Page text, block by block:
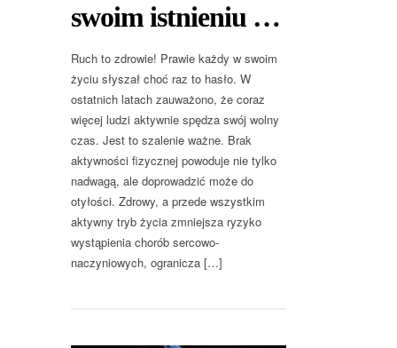
swoim istnieniu …
Ruch to zdrowie! Prawie każdy w swoim
życiu słyszał choć raz to hasło. W
ostatnich latach zauważono, że coraz
więcej ludzi aktywnie spędza swój wolny
czas. Jest to szalenie ważne. Brak
aktywności fizycznej powoduje nie tylko
nadwagą, ale doprowadzić może do
otyłości. Zdrowy, a przede wszystkim
aktywny tryb życia zmniejsza ryzyko
wystąpienia chorób sercowo-
naczyniowych, ogranicza […]